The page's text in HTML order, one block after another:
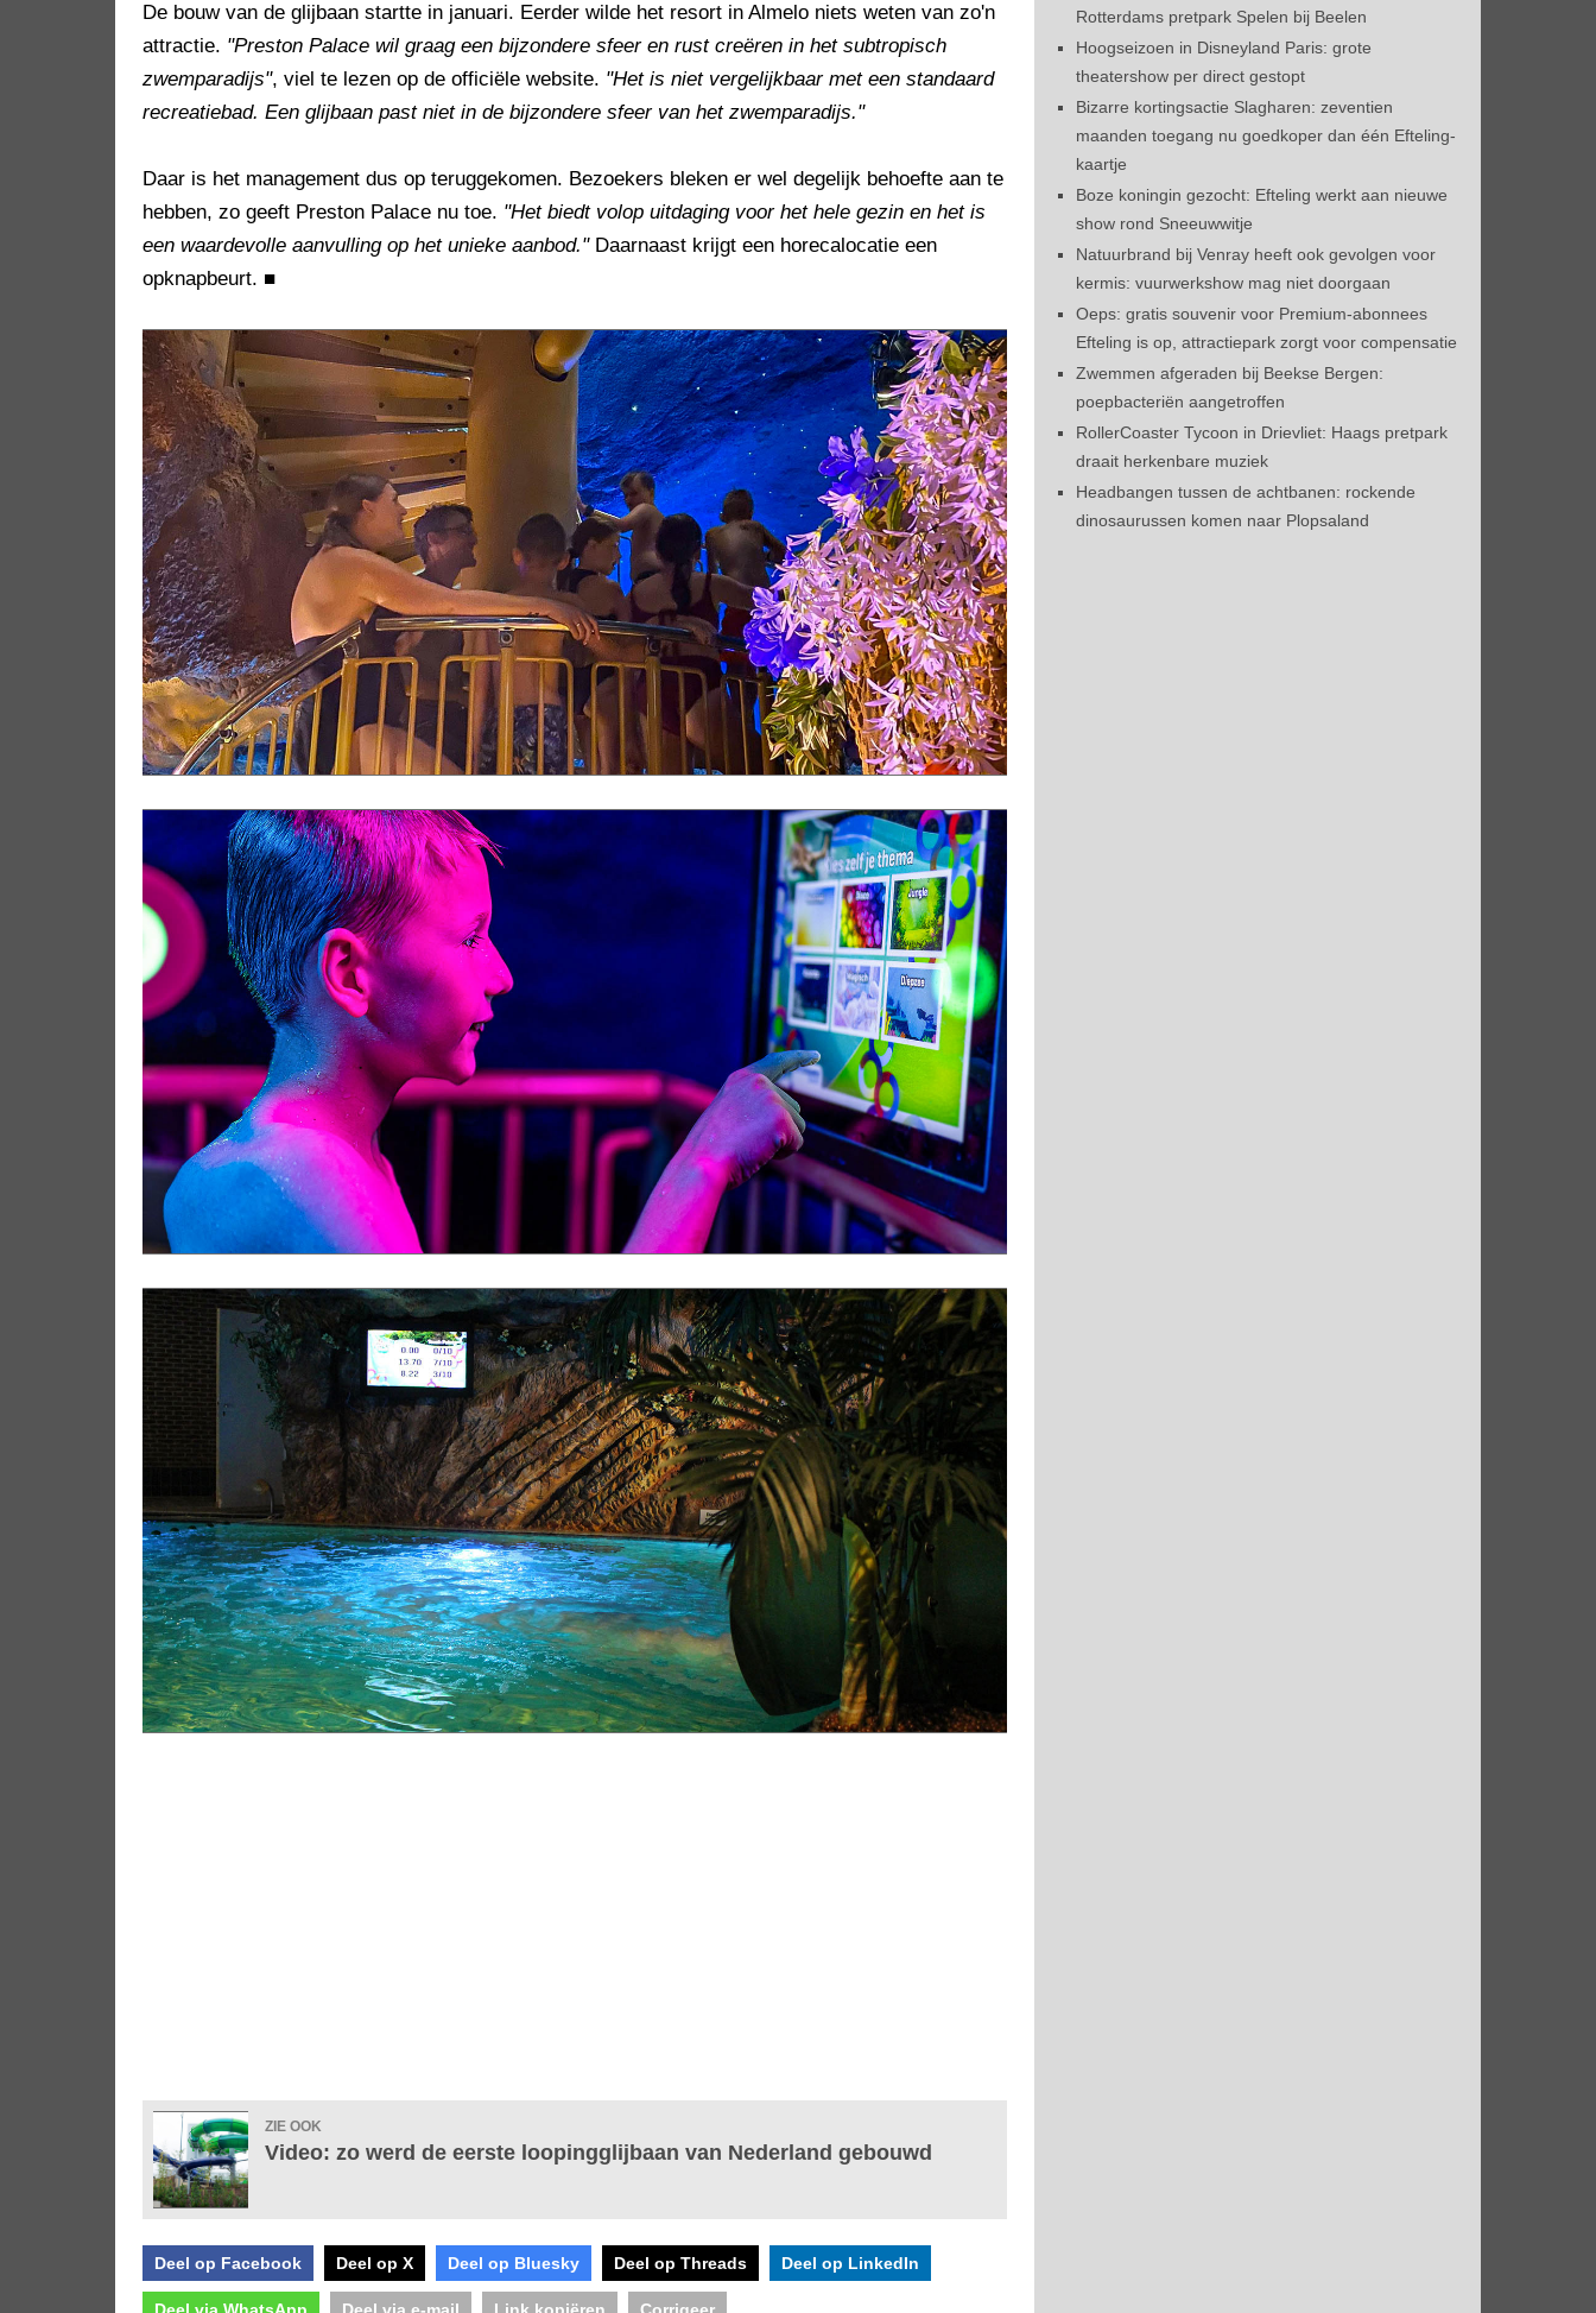
De bouw van de glijbaan startte in januari. Eerder wilde het resort in Almelo niets weten van zo'n
attractie. "Preston Palace wil graag een bijzondere sfeer en rust creëren in het subtropisch
zwemparadijs", viel te lezen op de officiële website. "Het is niet vergelijkbaar met een standaard
recreatiebad. Een glijbaan past niet in de bijzondere sfeer van het zwemparadijs."
Daar is het management dus op teruggekomen. Bezoekers bleken er wel degelijk behoefte aan te
hebben, zo geeft Preston Palace nu toe. "Het biedt volop uitdaging voor het hele gezin en het is
een waardevolle aanvulling op het unieke aanbod."Daarnaast krijgt een horecalocatie een
opknapbeurt. ■
ZIE OOK
Video: zo werd de eerste loopingglijbaan van Nederland gebouwd
Deel op Facebook Deel op X Deel op Bluesky Deel op Threads Deel op LinkedIn
Rotterdams pretpark Spelen bij Beelen
Hoogseizoen in Disneyland Paris: grote
theatershow per direct gestopt
Bizarre kortingsactie Slagharen: zeventien
maanden toegang nu goedkoper dan één Efteling-
kaartje
Boze koningin gezocht: Efteling werkt aan nieuwe
show rond Sneeuwwitje
Natuurbrand bij Venray heeft ook gevolgen voor
kermis: vuurwerkshow mag niet doorgaan
Oeps: gratis souvenir voor Premium-abonnees
Efteling is op, attractiepark zorgt voor compensatie
Zwemmen afgeraden bij Beekse Bergen:
poepbacteriën aangetroffen
RollerCoaster Tycoon in Drievliet: Haags pretpark
draait herkenbare muziek
Headbangen tussen de achtbanen: rockende
dinosaurussen komen naar Plopsaland